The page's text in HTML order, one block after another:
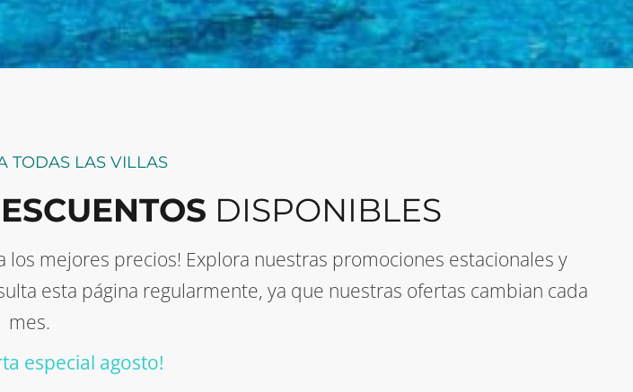
TODAS LAS VILLAS
DISPONIBLES
mejores precios! Explora nuestras promociones estacionales y
esta página regularmente, ya que nuestras ofertas cambian cada
mes.
especial agosto!